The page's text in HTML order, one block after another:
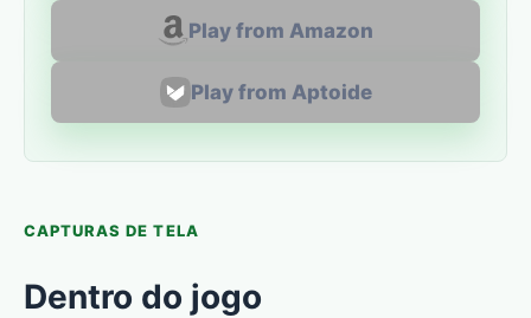
Play from Amazon
Play from Aptoide
CAPTURAS DE TELA
Dentro do jogo